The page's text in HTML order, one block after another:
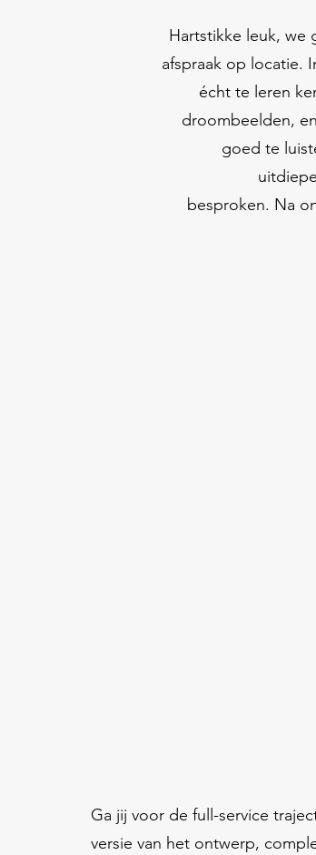
Hartstikke leuk, we
afspraak op locatie.
écht te leren
droombeelden,
goed te
besproken. Na
Ga jij voor de full-service
versie van het ontwerp,